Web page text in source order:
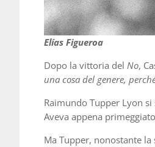
Elías Figueroa
Dopo la vittoria del No,
una cosa del genere,
Raimundo Tupper Lyon
Aveva appena
Ma Tupper, nonostante